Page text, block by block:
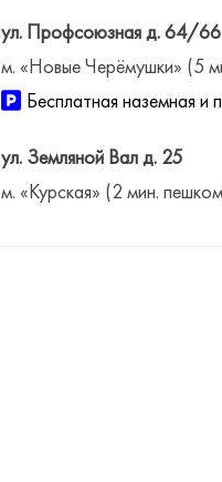
ул. Профсоюзная д. 64/66
м. «Новые Черёмушки» (5
Бесплатная наземная и
ул. Земляной Вал д. 25
м. «Курская» (2 мин.